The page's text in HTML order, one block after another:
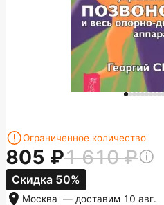
Ограниченное количество
805 1 610
Скидка 50%
Москва — доставим 10 авг.